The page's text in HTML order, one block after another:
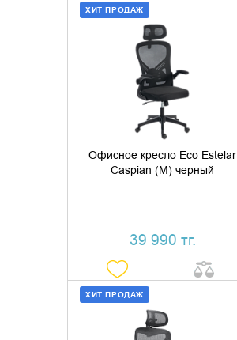
Офисное кресло Eco Estelar
Caspian (M) черный
39 990 тг.
ХИТ ПРОДАЖ
ДОБАВИТЬ В КОРЗИНУ
КУПИТЬ В 1 КЛИК
ХИТ ПРОДАЖ
ДОБАВИТЬ В КОРЗИНУ